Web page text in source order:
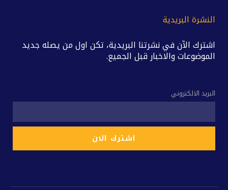
النشرة البريدية
اشترك الآن في نشرتنا البريدية، تكن اول من يصله جديد
الموضوعات والاخبار قبل الجميع.
البريد الالكتروني